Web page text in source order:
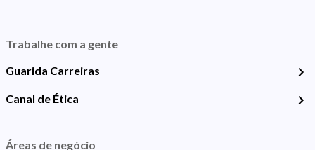
Trabalhe com a gente
Guarida Carreiras
Canal de Ética
Áreas de negócio